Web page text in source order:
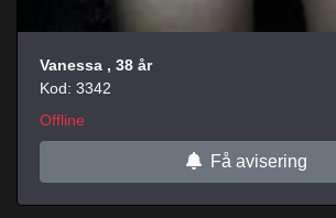
Vanessa , 38 år
Kod: 3342
Offline
Få avisering